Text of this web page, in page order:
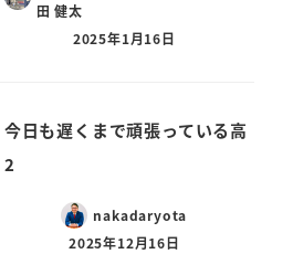
田 健太
2025年1月16日
今日も遅くまで頑張っている高
2
nakadaryota
2025年12月16日